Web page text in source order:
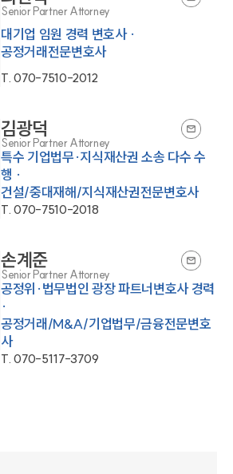
Senior Partner Attorney
대기업 임원 경력 변호사 ·
공정거래전문변호사
T.070-7510-2012
김광덕
Senior Partner Attorney
특수 기업법무·지식재산권 소송 다수 수
행 ·
건설/중대재해/지식재산권전문변호사
T.070-7510-2018
손계준
Senior Partner Attorney
공정위·법무법인 광장 파트너변호사 경력
·
공정거래/M&A/기업법무/금융전문변호
사
T.070-5117-3709